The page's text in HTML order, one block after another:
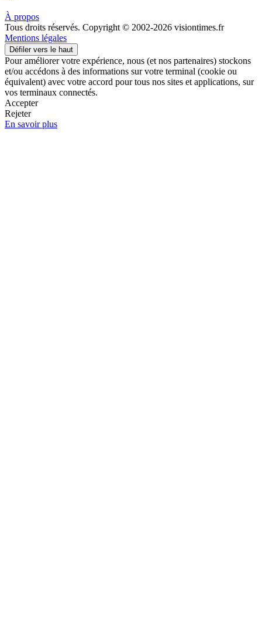
À propos
Tous droits réservés. Copyright © 2002-2026 visiontimes.fr
Mentions légales
Défiler vers le haut
Pour améliorer votre expérience, nous (et nos partenaires) stockons
et/ou accédons à des informations sur votre terminal (cookie ou
équivalent) avec votre accord pour tous nos sites et applications, sur
vos terminaux connectés.
Accepter
Rejeter
En savoir plus